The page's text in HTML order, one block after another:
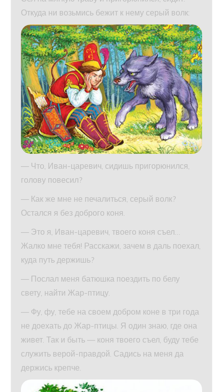
Откуда ни возьмись бежит к нему серый волк:
— Что, Иван-царевич, сидишь пригорюнился,
голову повесил?
— Как же мне не печалиться, серый волк?
Остался я без доброго коня.
— Это я, Иван-царевич, твоего коня съел…
Жалко мне тебя! Расскажи, зачем в даль поехал,
куда путь держишь?
— Послал меня батюшка поездить по белу
свету, найти Жар-птицу.
— Фу, фу, тебе на своем добром коне в три года
не доехать до Жар-птицы. Я один знаю, где она
живет. Так и быть — коня твоего съел, буду тебе
служить верой-правдой. Садись на меня да
держись крепче.